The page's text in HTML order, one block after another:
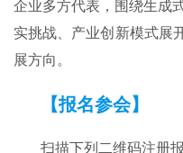
企业多方代表，围绕生成
实挑战、产业创新模式展
展方向。
【报名参会】
扫描下列二维码注册